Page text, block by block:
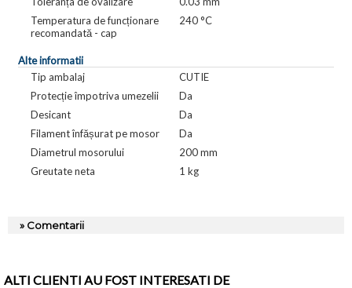
Temperatura de funcționare
recomandată - cap
240 °C
Alte informatii
Tip ambalaj
CUTIE
Protecție împotriva umezelii
Da
Desicant
Da
Filament înfășurat pe mosor
Da
Diametrul mosorului
200 mm
Greutate neta
1 kg
» Comentarii
ALTI CLIENTI AU FOST INTERESATI DE